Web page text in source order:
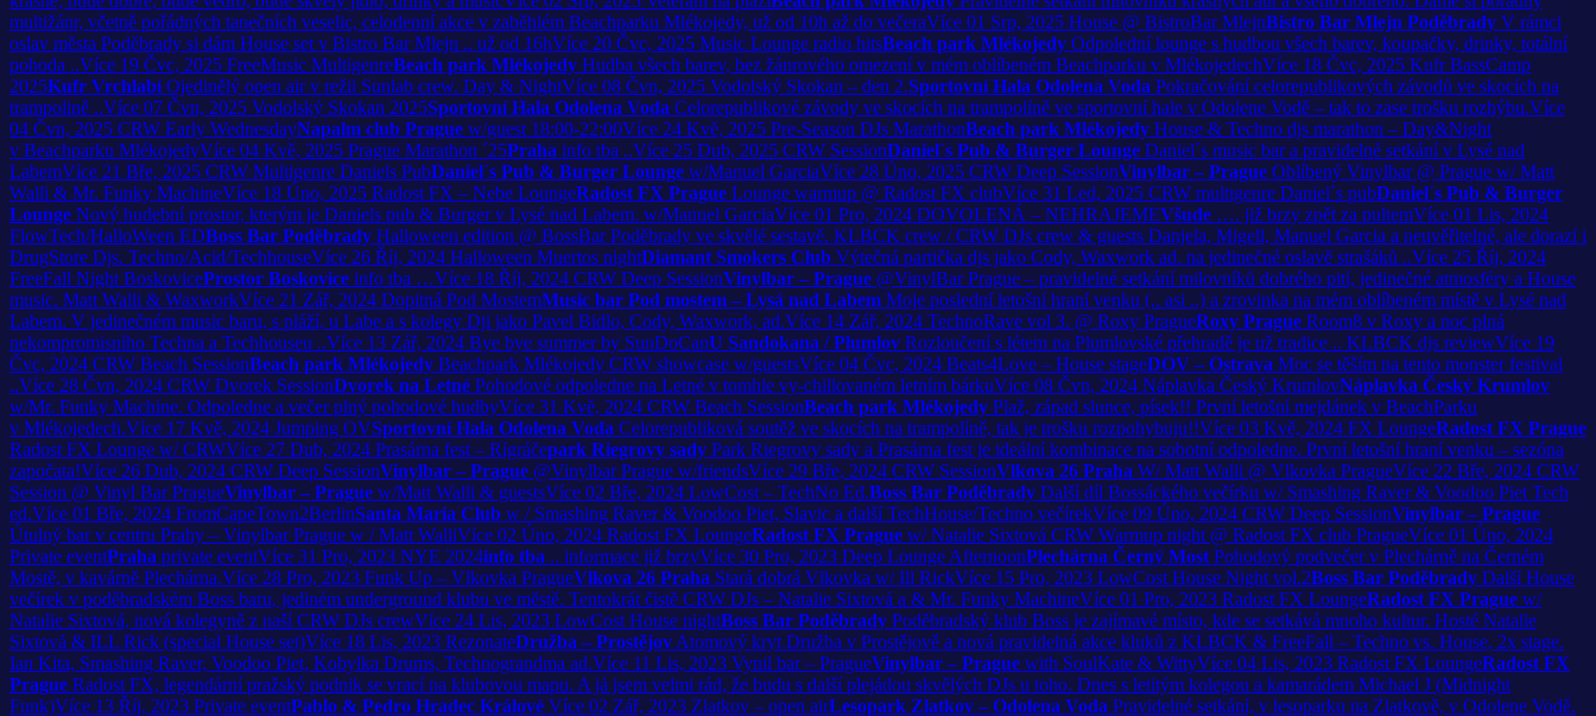
multižánr, včetně pořádných tanečních veselic, celodenní akce v zaběhlém Beachparku Mlékojedy, už od 10h až do večeraVíce 01 Srp, 2025 House @ BistroBar MlejnBistro Bar Mlejn Poděbrady V rámci
oslav města Poděbrady si dám House set v Bistro Bar Mlejn .. už od 16hVíce 20 Čvc, 2025 Music Lounge radio hitsBeach park Mlékojedy Odpolední lounge s hudbou všech barev, koupačky, drinky, totální
pohoda ..Více 19 Čvc, 2025 FreeMusic MultigenreBeach park Mlékojedy Hudba všech barev, bez žánrového omezení v mém oblíbeném Beachparku v MlékojedechVíce 18 Čvc, 2025 Kufr BassCamp
2025Kufr Vrchlabí Ojedinělý open air v režii Sunlab crew. Day & NightVíce 08 Čvn, 2025 Vodolský Skokan – den 2.Sportovní Hala Odolena Voda Pokračování celorepublikových závodů ve skocích na
trampolině ..Více 07 Čvn, 2025 Vodolský Skokan 2025Sportovní Hala Odolena Voda Celorepublikové závody ve skocích na trampolíně ve sportovní hale v Odolene Vodě – tak to zase trošku rozhýbu.Více
04 Čvn, 2025 CRW Early WednesdayNapalm club Prague w/guest 18:00-22:00Více 24 Kvě, 2025 Pre-Season DJs MarathonBeach park Mlékojedy House & Techno djs marathon – Day&Night
v Beachparku MlékojedyVíce 04 Kvě, 2025 Prague Marathon ´25Praha info tba ..Více 25 Dub, 2025 CRW SessionDaniel´s Pub & Burger Lounge Daniel´s music bar a pravidelné setkání v Lysé nad
LabemVíce 21 Bře, 2025 CRW Multigenre Daniels PubDaniel´s Pub & Burger Lounge w/Manuel GarciaVíce 28 Úno, 2025 CRW Deep SessionVinylbar – Prague Oblíbený Vinylbar @ Prague w/ Matt
Walli & Mr. Funky MachineVíce 18 Úno, 2025 Radost FX – Nebe LoungeRadost FX Prague Lounge warmup @ Radost FX clubVíce 31 Led, 2025 CRW multigenre Daniel´s pubDaniel´s Pub & Burger
Lounge Nový hudební prostor, kterým je Daniels pub & Burger v Lysé nad Labem. w/Manuel GarciaVíce 01 Pro, 2024 DOVOLENÁ – NEHRAJEMEVšude …. již brzy zpět za pultemVíce 01 Lis, 2024
FlowTech/HalloWeen EDBoss Bar Poděbrady Halloween edition @ BossBar Poděbrady ve skvělé sestavě. KLBCK crew / CRW DJs crew & guests Danjela, Migell, Manuel Garcia a neuvěřitelné, ale dorazí i
DrugStore Djs. Techno/Acid/TechhouseVíce 26 Říj, 2024 Halloween Muertos nightDiamant Smokers Club Výtečná partička djs jako Cody, Waxwork ad. na jedinečné oslavě strašáků ..Více 25 Říj, 2024
FreeFall Night BoskoviceProstor Boskovice info tba …Více 18 Říj, 2024 CRW Deep SessionVinylbar – Prague @VinylBar Prague – pravidelné setkání milovníků dobrého pití, jedinečné atmosféry a House
music. Matt Walli & WaxworkVíce 21 Zář, 2024 Dopitná Pod MostemMusic bar Pod mostem – Lysá nad Labem Moje poslední letošní hraní venku (.. asi ..) a zrovinka na mém oblíbeném místě v Lysé nad
Labem. V jedinečném music baru, s pláží, u Labe a s kolegy Dji jako Pavel Bidlo, Cody, Waxwork, ad.Více 14 Zář, 2024 TechnoRave vol 3. @ Roxy PragueRoxy Prague Room8 v Roxy a noc plná
nekompromisního Techna a Techhouseu ..Více 13 Zář, 2024 Bye bye summer by SunDoCanU Sandokana / Plumlov Rozloučení s létem na Plumlovské přehradě je už tradice .. KLBCK djs reviewVíce 19
Čvc, 2024 CRW Beach SessionBeach park Mlékojedy Beachpark Mlékojedy CRW showcase w/guestsVíce 04 Čvc, 2024 Beats4Love – House stageDOV – Ostrava Moc se těším na tento monster festival
..Více 28 Čvn, 2024 CRW Dvorek SessionDvorek na Letné Pohodové odpoledne na Letné v tomhle vy-chillovaném letním bárkuVíce 08 Čvn, 2024 Náplavka Český KrumlovNáplavka Český Krumlov
w/Mr. Funky Machine. Odpoledne a večer plný pohodové hudbyVíce 31 Kvě, 2024 CRW Beach SessionBeach park Mlékojedy Plaž, západ slunce, písek!! První letošní mejdánek v BeachParku
v Mlékojedech.Více 17 Kvě, 2024 Jumping OVSportovní Hala Odolena Voda Celorepubliková soutěž ve skocích na trampolíně, tak je trošku rozpohybuju!!Více 03 Kvě, 2024 FX LoungeRadost FX Prague
Radost FX Lounge w/ CRWVíce 27 Dub, 2024 Prasárna fest – Rígráčepark Riegrovy sady Park Riegrovy sady a Prasárna fest je ideální kombinace na sobotní odpoledne. První letošní hraní venku – sezóna
započata!Více 26 Dub, 2024 CRW Deep SessionVinylbar – Prague @Vinylbar Prague w/friendsVíce 29 Bře, 2024 CRW SessionVlkova 26 Praha W/ Matt Walli @ Vlkovka PragueVíce 22 Bře, 2024 CRW
Session @ Vinyl Bar PragueVinylbar – Prague w/Matt Walli & guestsVíce 02 Bře, 2024 LowCost – TechNo Ed.Boss Bar Poděbrady Další díl Bossáckého večírku w/ Smashing Raver & Voodoo Piet Tech
ed.Více 01 Bře, 2024 FromCapeTown2BerlinSanta Maria Club w / Smashing Raver & Voodoo Piet, Slavic a další TechHouse/Techno večírekVíce 09 Úno, 2024 CRW Deep SessionVinylbar – Prague
Útulný bar v centru Prahy – Vinylbar Prague w / Matt WalliVíce 02 Úno, 2024 Radost FX LoungeRadost FX Prague w/ Natalie Sixtová CRW Warmup night @ Radost FX club PragueVíce 01 Úno, 2024
Private eventPraha private eventVíce 31 Pro, 2023 NYE 2024info tba .. informace již brzyVíce 30 Pro, 2023 Deep Lounge AfternoonPlechárna Černý Most Pohodový podvečer v Plechárně na Černém
Mostě, v kavárně Plechárna.Více 28 Pro, 2023 Funk Up – Vlkovka PragueVlkova 26 Praha Stará dobrá Vlkovka w/ Ill RickVíce 15 Pro, 2023 LowCost House Night vol.2Boss Bar Poděbrady Další House
večírek v poděbradském Boss baru, jediném underground klubu ve městě. Tentokrát čistě CRW DJs – Natalie Sixtová a & Mr. Funky MachineVíce 01 Pro, 2023 Radost FX LoungeRadost FX Prague w/
Natalie Sixtová, nová kolegyně z naší CRW DJs crewVíce 24 Lis, 2023 LowCost House nightBoss Bar Poděbrady Poděbradský klub Boss je zajímavé místo, kde se setkává mnoho kultur. Hosté Natalie
Sixtová & ILL Rick (special House set)Více 18 Lis, 2023 RezonateDružba – Prostějov Atomový kryt Družba v Prostějově a nová pravidelná akce kluků z KLBCK & FreeFall – Techno vs. House, 2x stage.
Ian Kita, Smashing Raver, Voodoo Piet, Kobylka Drums, Technograndma ad.Více 11 Lis, 2023 Vynil bar – PragueVinylbar – Prague with SoulKate & WittyVíce 04 Lis, 2023 Radost FX LoungeRadost FX
Prague Radost FX, legendární pražský podnik se vrací na klubovou mapu. A já jsem velmi rád, že budu s další plejádou skvělých DJs u toho. Dnes s letitým kolegou a kamarádem Michael J (Midnight
Funk)Více 13 Říj, 2023 Private eventPablo & Pedro Hradec Králové Více 02 Zář, 2023 Zlatkov – open airLesopark Zlatkov – Odolena Voda Pravidelné setkání, v lesoparku na Zlatkově, v Odolene Vodě.